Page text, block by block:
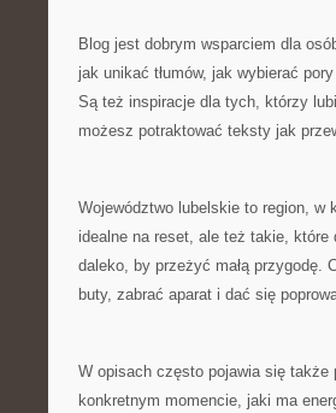
Blog jest dobrym wsparciem dla
jak unikać tłumów, jak wybierać
Są też inspiracje dla tych, którzy
możesz potraktować teksty jak
Województwo lubelskie to region,
idealne na reset, ale też takie,
daleko, by przeżyć małą przygodę.
buty, zabrać aparat i dać się
W opisach często pojawia się także
konkretnym momencie, jaki ma